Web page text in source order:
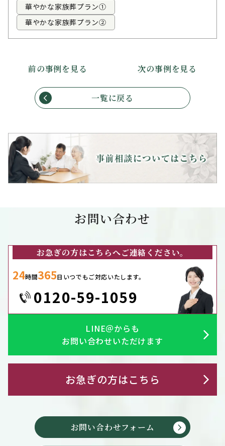
華やかな家族葬プラン①
華やかな家族葬プラン②
前の事例を見る
一覧に戻る
次の事例を見る
お問い合わせ
お急ぎの方はこちらへご連絡ください。
24時間365日いつでもご対応いたします。
0120-59-1059
LINE＠からも
お問い合わせいただけます
お急ぎの方はこちら
お問い合わせフォーム